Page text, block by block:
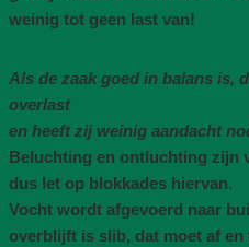
weinig tot geen last van!
Als de zaak goed in balans is,
overlast
en heeft zij weinig aandacht
Beluchting en ontluchting zijn
dus let op blokkades hiervan.
Vocht wordt afgevoerd naar
overblijft is slib, dat moet af